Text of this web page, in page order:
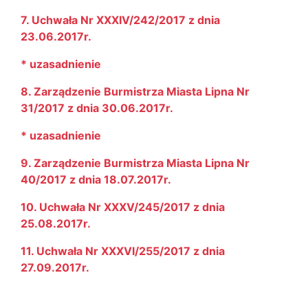
7. Uchwała Nr XXXIV/242/2017 z dnia
23.06.2017r.
* uzasadnienie
8. Zarządzenie Burmistrza Miasta Lipna Nr
31/2017 z dnia 30.06.2017r.
* uzasadnienie
9. Zarządzenie Burmistrza Miasta Lipna Nr
40/2017 z dnia 18.07.2017r.
10. Uchwała Nr XXXV/245/2017 z dnia
25.08.2017r.
11. Uchwała Nr XXXVI/255/2017 z dnia
27.09.2017r.